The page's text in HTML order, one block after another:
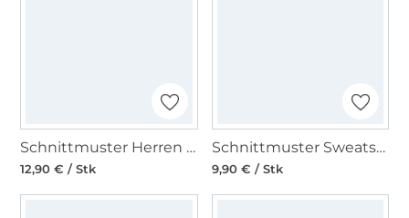
Schnittmuster Herren Kombination, Burda 5640
12,90 € / Stk
Schnittmuster Sweatshirts Herren, Burda 5682
9,90 € / Stk